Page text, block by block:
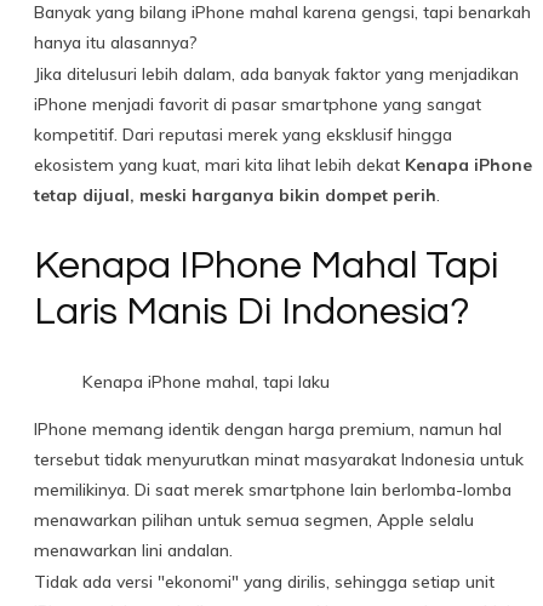
Banyak yang bilang iPhone mahal karena gengsi, tapi benarkah
hanya itu alasannya?
Jika ditelusuri lebih dalam, ada banyak faktor yang menjadikan
iPhone menjadi favorit di pasar smartphone yang sangat
kompetitif. Dari reputasi merek yang eksklusif hingga
ekosistem yang kuat, mari kita lihat lebih dekat Kenapa iPhone
tetap dijual, meski harganya bikin dompet perih.
Kenapa IPhone Mahal Tapi
Laris Manis Di Indonesia?
Kenapa iPhone mahal, tapi laku
IPhone memang identik dengan harga premium, namun hal
tersebut tidak menyurutkan minat masyarakat Indonesia untuk
memilikinya. Di saat merek smartphone lain berlomba-lomba
menawarkan pilihan untuk semua segmen, Apple selalu
menawarkan lini andalan.
Tidak ada versi "ekonomi" yang dirilis, sehingga setiap unit